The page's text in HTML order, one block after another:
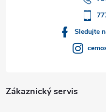
Sledujte
Zákaznický servis